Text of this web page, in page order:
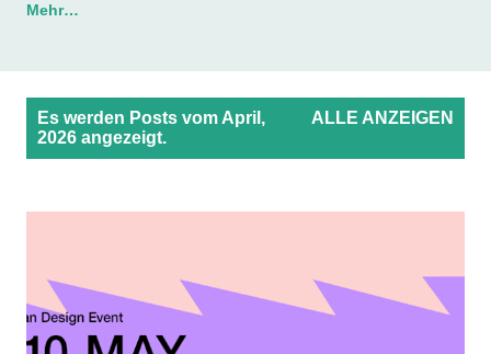
Mehr…
Es werden Posts vom April,
2026 angezeigt.
ALLE ANZEIGEN